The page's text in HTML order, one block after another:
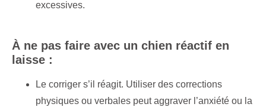
excessives.
À ne pas faire avec un chien réactif en
laisse :
Le corriger s’il réagit. Utiliser des corrections
physiques ou verbales peut aggraver l’anxiété ou la